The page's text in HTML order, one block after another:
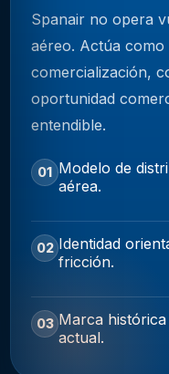
Spanair no opera
aéreo. Actúa
comercialización,
oportunidad
entendible.
01
Modelo de
aérea.
02 Identidad
fricción.
03 Marca
actual.